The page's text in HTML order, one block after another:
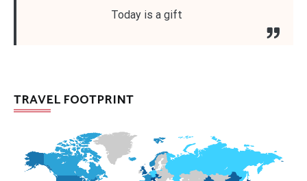
Today is a gift
TRAVEL FOOTPRINT